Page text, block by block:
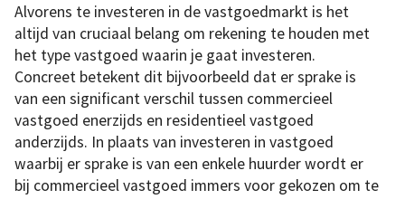
Alvorens te investeren in de vastgoedmarkt is het
altijd van cruciaal belang om rekening te houden met
het type vastgoed waarin je gaat investeren.
Concreet betekent dit bijvoorbeeld dat er sprake is
van een significant verschil tussen commercieel
vastgoed enerzijds en residentieel vastgoed
anderzijds. In plaats van investeren in vastgoed
waarbij er sprake is van een enkele huurder wordt er
bij commercieel vastgoed immers voor gekozen om te